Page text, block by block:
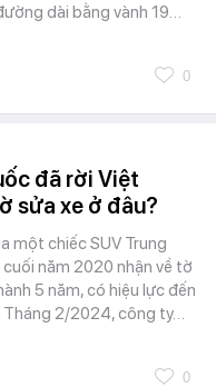
dài bằng vành 19…
0
đã rời Việt
sửa xe ở đâu?
một chiếc SUV Trung
năm 2020 nhận về tờ
5 năm, có hiệu lực đến
2/2024, công ty…
0